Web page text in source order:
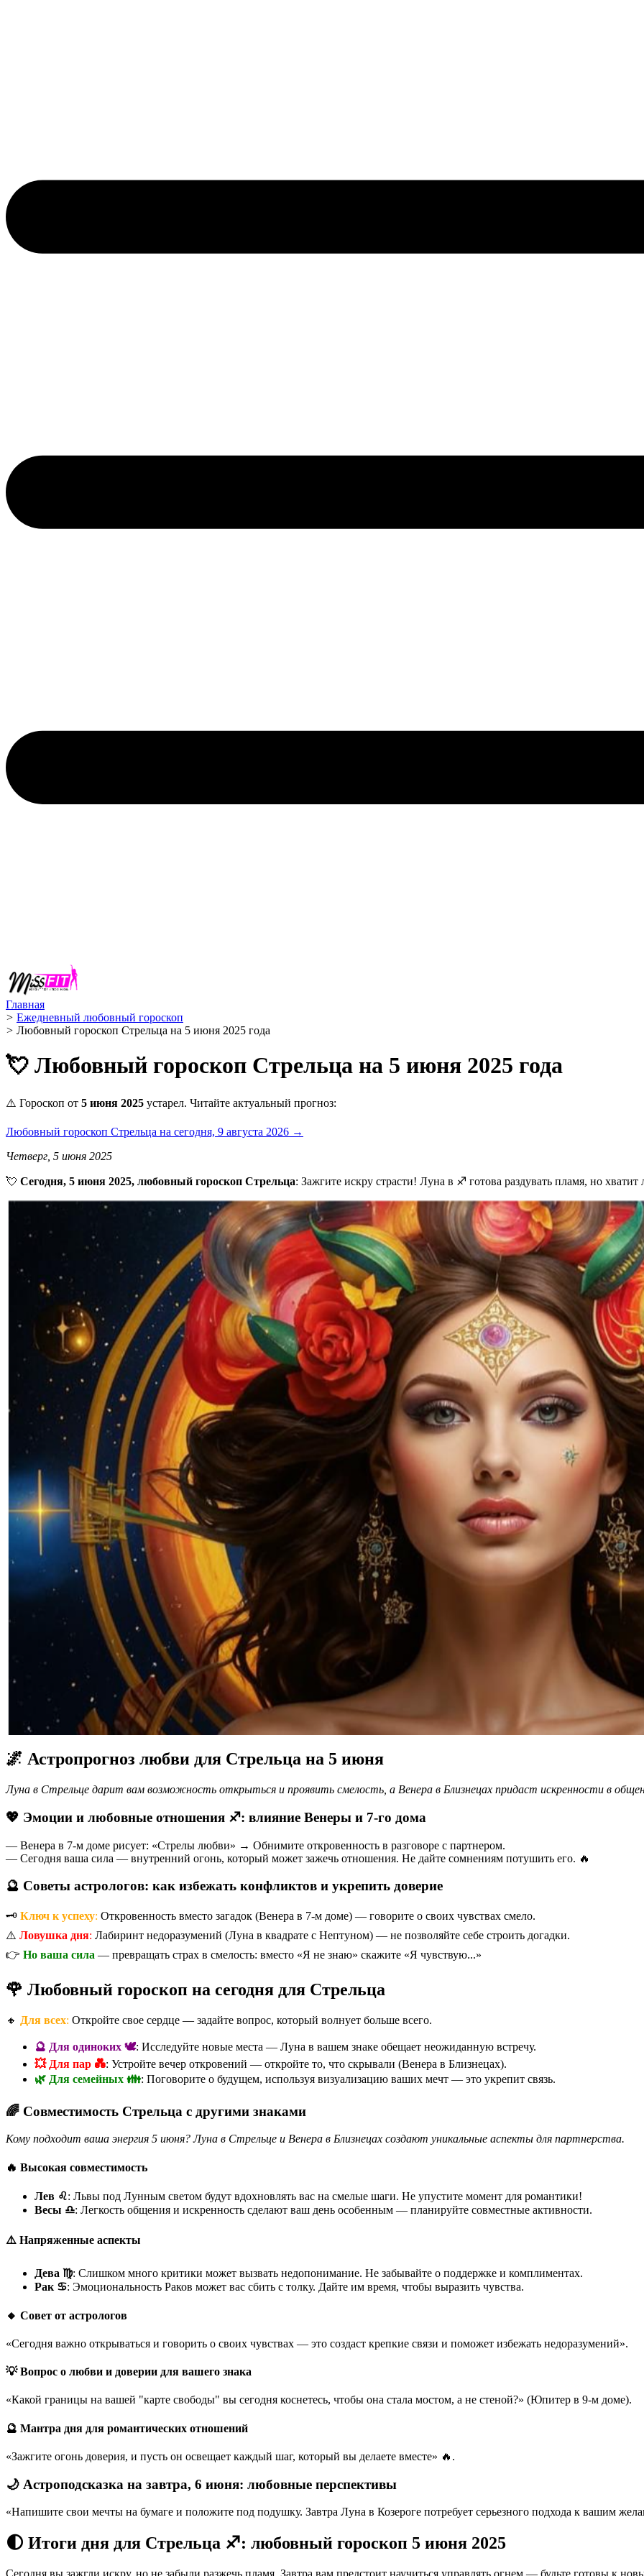
Главная
> Ежедневный любовный гороскоп
> Любовный гороскоп Стрельца на 5 июня 2025 года
💘 Любовный гороскоп Стрельца на 5 июня 2025 года
⚠️ Гороскоп от 5 июня 2025 устарел. Читайте актуальный прогноз:
Любовный гороскоп Стрельца на сегодня, 9 августа 2026 →
Четверг, 5 июня 2025
💘 Сегодня, 5 июня 2025, любовный гороскоп Стрельца: Зажгите искру страсти! Луна в ♐️ готова раздувать пламя, но хватит
🌌 Астропрогноз любви для Стрельца на 5 июня
Луна в Стрельце дарит вам возможность открыться и проявить смелость, а Венера в Близнецах придаст искренности в
💖 Эмоции и любовные отношения ♐️: влияние Венеры и 7-го дома
— Венера в 7-м доме рисует: «Стрелы любви» → Обнимите откровенность в разговоре с партнером.
— Сегодня ваша сила — внутренний огонь, который может зажечь отношения. Не дайте сомнениям потушить его. 🔥
🔮 Советы астрологов: как избежать конфликтов и укрепить доверие
🗝️ Ключ к успеху: Откровенность вместо загадок (Венера в 7-м доме) — говорите о своих чувствах смело.
⚠️ Ловушка дня: Лабиринт недоразумений (Луна в квадрате с Нептуном) — не позволяйте себе строить догадки.
👉 Но ваша сила — превращать страх в смелость: вместо «Я не знаю» скажите «Я чувствую...»
🌹 Любовный гороскоп на сегодня для Стрельца
🔸 Для всех: Откройте свое сердце — задайте вопрос, который волнует больше всего.
🔮 Для одиноких 🕊️: Исследуйте новые места — Луна в вашем знаке обещает неожиданную встречу.
💥 Для пар 💑: Устройте вечер откровений — откройте то, что скрывали (Венера в Близнецах).
🌿 Для семейных 👪: Поговорите о будущем, используя визуализацию ваших мечт — это укрепит связь.
🌈 Совместимость Стрельца с другими знаками
Кому подходит ваша энергия 5 июня? Луна в Стрельце и Венера в Близнецах создают уникальные аспекты для партнерства.
🔥 Высокая совместимость
Лев ♌️: Львы под Лунным светом будут вдохновлять вас на смелые шаги. Не упустите момент для романтики!
Весы ♎️: Легкость общения и искренность сделают ваш день особенным — планируйте совместные активности.
⚠️ Напряженные аспекты
Дева ♍️: Слишком много критики может вызвать недопонимание. Не забывайте о поддержке и комплиментах.
Рак ♋️: Эмоциональность Раков может вас сбить с толку. Дайте им время, чтобы выразить чувства.
🔸 Совет от астрологов
«Сегодня важно открываться и говорить о своих чувствах — это создаст крепкие связи и поможет избежать недоразумений».
💡 Вопрос о любви и доверии для вашего знака
«Какой границы на вашей "карте свободы" вы сегодня коснетесь, чтобы она стала мостом, а не стеной?» (Юпитер в 9-м доме).
🔮 Мантра дня для романтических отношений
«Зажгите огонь доверия, и пусть он освещает каждый шаг, который вы делаете вместе» 🔥.
🌙 Астроподсказка на завтра, 6 июня: любовные перспективы
«Напишите свои мечты на бумаге и положите под подушку. Завтра Луна в Козероге потребует серьезного подхода к вашим
🌓 Итоги дня для Стрельца ♐: любовный гороскоп 5 июня 2025